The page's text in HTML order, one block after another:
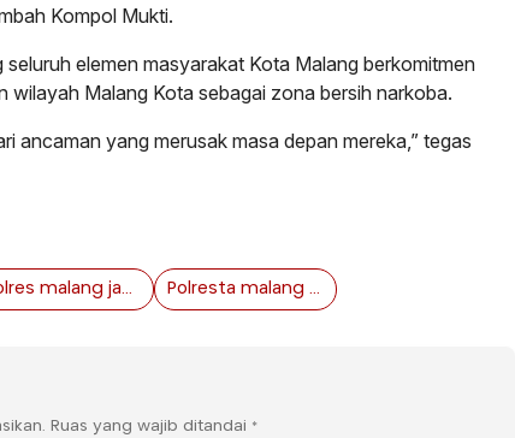
Kompol Mukti.
elemen masyarakat Kota Malang berkomitmen
wilayah Malang Kota sebagai zona bersih narkoba.
ancaman yang merusak masa depan mereka,” tegas
Polres malang jawa timur Polresta malang kota
Ruas yang wajib ditandai *